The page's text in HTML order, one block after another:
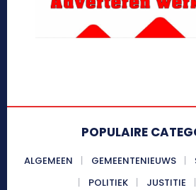
POPULAIRE
ALGEMEEN GEMEENTENIEUWS
POLITIEK
JUSTITIE